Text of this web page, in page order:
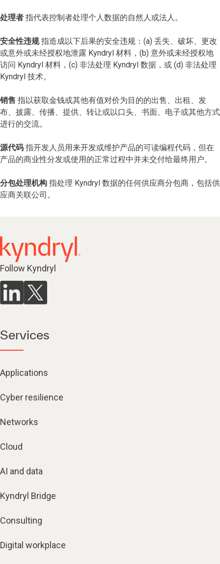
处理者 指代表控制者处理个人数据的自然人或法人。
安全性违规指造成以下后果的安全违规：(a) 丢失、破坏、更改
或意外或未经授权地泄露 Kyndryl 材料，(b) 意外或未经授权地
访问 Kyndryl 材料，(c) 非法处理 Kyndryl 数据，或 (d) 非法处理
Kyndryl 技术。
销售 指以获取金钱或其他有值对价为目的的出售、出租、发
布、披露、传播、提供、转让或以口头、书面、电子或其他方式
进行的交流。
源代码 指开发人员用来开发或维护产品的可读编程代码，但在
产品的商业性分发或使用的正常过程中并未交付给最终用户。
分包处理机构 指处理 Kyndryl 数据的任何供应商分包商，包括供
应商关联公司。
Follow Kyndryl
Services
Applications
Cyber resilience
Networks
Cloud
AI and data
Kyndryl Bridge
Consulting
Digital workplace